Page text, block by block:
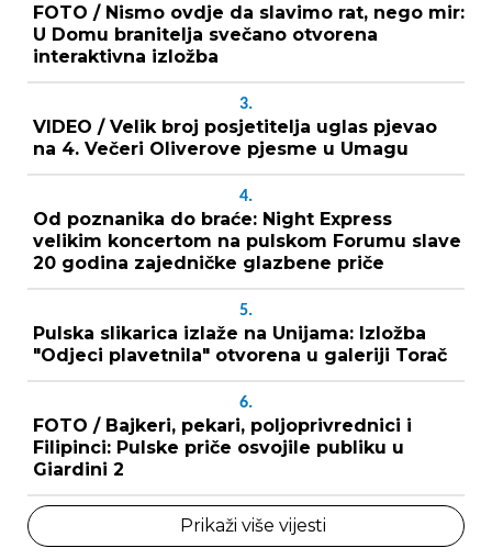
FOTO / Nismo ovdje da slavimo rat, nego mir:
U Domu branitelja svečano otvorena
interaktivna izložba
3.
VIDEO / Velik broj posjetitelja uglas pjevao
na 4. Večeri Oliverove pjesme u Umagu
4.
Od poznanika do braće: Night Express
velikim koncertom na pulskom Forumu slave
20 godina zajedničke glazbene priče
5.
Pulska slikarica izlaže na Unijama: Izložba
"Odjeci plavetnila" otvorena u galeriji Torač
6.
FOTO / Bajkeri, pekari, poljoprivrednici i
Filipinci: Pulske priče osvojile publiku u
Giardini 2
Prikaži više vijesti